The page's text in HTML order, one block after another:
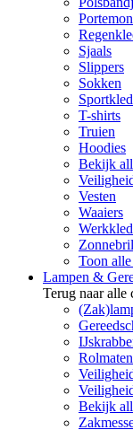
Sjaals
Slippers
Sokken
T-shirts
Truien
Hoodies
Bekijk
Vesten
Waaiers
Toon
Lampen &
Terug naar alle
Rolmaten
Bekijk